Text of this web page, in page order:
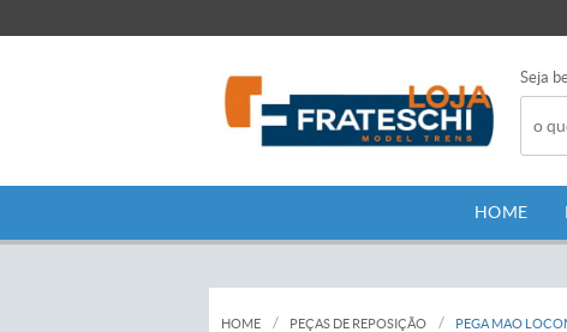
Seja
HOME
HOME PEÇAS DE REPOSIÇÃO PEGA MAO